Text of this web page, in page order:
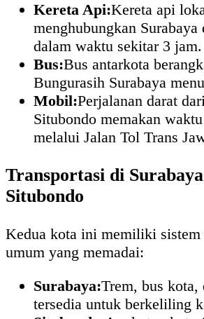
Kereta Api:Kereta api
menghubungkan Surabaya
dalam waktu sekitar 3 jam.
Bus:Bus antarkota
Bungurasih Surabaya
Mobil:Perjalanan darat
Situbondo memakan
melalui Jalan Tol Trans
Transportasi di
Situbondo
Kedua kota ini memiliki sistem
umum yang memadai:
Surabaya:Trem, bus kota,
tersedia untuk berkeliling